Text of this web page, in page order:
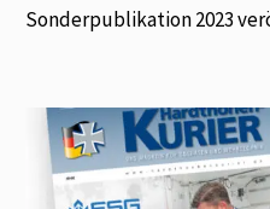
Sonderpublikation 2023